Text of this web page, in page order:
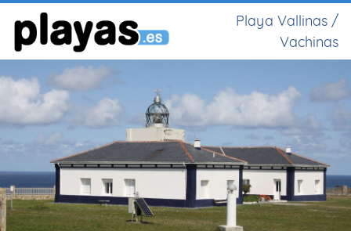
Playa Vallinas /
Vachinas